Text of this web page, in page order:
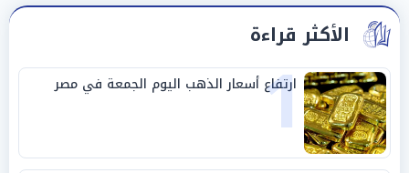
الأكثر قراءة
1
ارتفاع أسعار الذهب اليوم الجمعة في مصر